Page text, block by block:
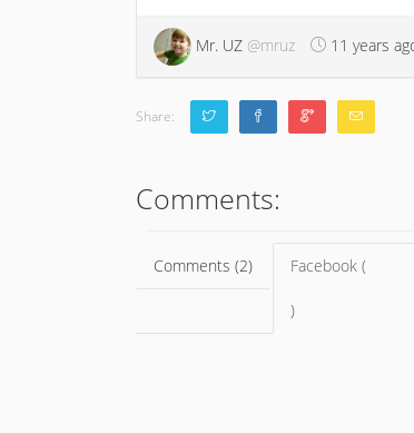
Mr. UZ @mruz 11 years
Share:
Comments:
Comments (2) Facebook (
)